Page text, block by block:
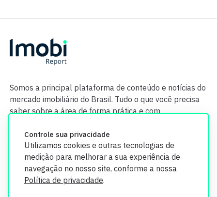
Controle sua privacidade
Utilizamos cookies e outras tecnologias de
medição para melhorar a sua experiência de
navegação no nosso site, conforme a nossa
Política de privacidade.
Somos a principal plataforma de conteúdo e notícias do
mercado imobiliário do Brasil. Tudo o que você precisa
saber sobre a área de forma prática e com